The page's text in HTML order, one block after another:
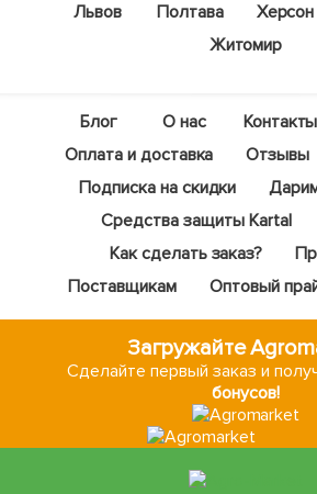
Львов
Полтава Херсон
Житомир
Блог О нас Контакты
Оплата и доставка
Отзывы
Подписка на скидки
Средства защиты Kartal
Как сделать заказ?
Поставщикам
Оптовый
Загружайте
Сделайте первый заказ и
бонусов!